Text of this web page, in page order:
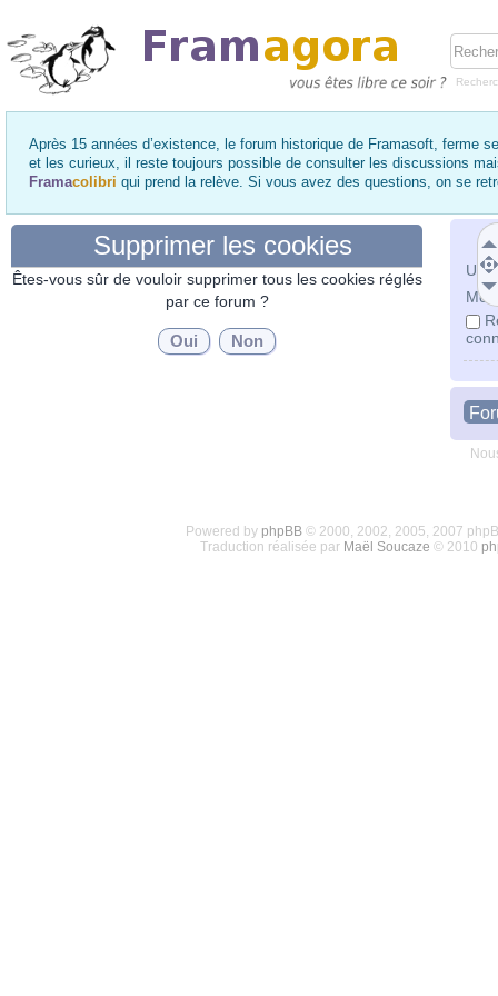
Après 15 années d’existence, le forum historique de Framasoft, ferme
et les curieux, il reste toujours possible de consulter les discussions
Framacolibri qui prend la relève. Si vous avez des questions, on se
Mot
Supprimer les cookies
Êtes-vous sûr de vouloir supprimer tous les cookies réglés
par ce forum ?
Powered by phpBB© 2000, 2002, 2005, 2007
Traduction réalisée par Maël Soucaze © 2010